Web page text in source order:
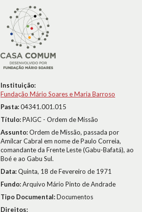
Instituição:
Fundação Mário Soares e Maria Barroso
Pasta:04341.001.015
Título:PAIGC - Ordem de Missão
Assunto:Ordem de Missão, passada por
Amílcar Cabral em nome de Paulo Correia,
comandante da Frente Leste (Gabu-Bafatá), ao
Boé e ao Gabu Sul.
Data:Quinta, 18 de Fevereiro de 1971
Fundo:Arquivo Mário Pinto de Andrade
Tipo Documental:Documentos
Direitos: